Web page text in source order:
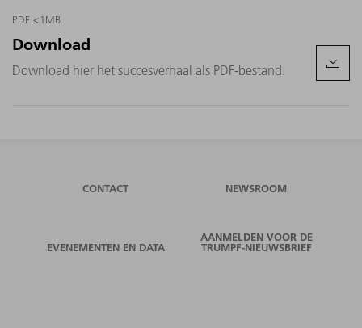
PDF <1MB
Download
Download hier het succesverhaal als PDF-bestand.
CONTACT NEWSROOM
EVENEMENTEN EN DATA
AANMELDEN VOOR DE
TRUMPF-NIEUWSBRIEF